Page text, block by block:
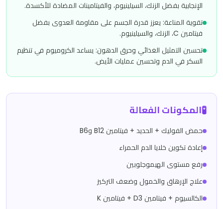
الإنجابية بفضل الزنك، السيلينيوم، والفيتامينات المضادة للأكسدة.
تقوية المناعة: يعزز قدرة الجسم على مقاومة العدوى بفضل
فيتامين C، الزنك، والسيلينيوم.
تحسين التمثيل الغذائي وحرق الدهون: يساعد الكروميوم في تنظيم
السكر في الدم وتحسين عمليات الأيض.
🧪المكونات الفعالة
حمض الفوليك + الحديد + فيتامين B12 وB6
إعادة تكوين خلايا الدم الحمراء
رفع مستوى الهيموجلوبين
علاج الإرهاق والخمول وضعف التركيز
الكالسيوم + فيتامين D3 + فيتامين K